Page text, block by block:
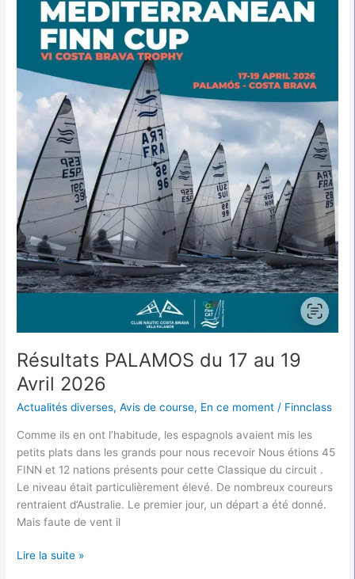
Résultats PALAMOS du 17 au 19
Avril 2026
Actualités diverses,Avis de course, En ce moment / Finnclass
Comme ils en ont l’habitude, les espagnols avaient mis les
petits plats dans les grands pour nous recevoir Nous étions 45
FINN et 12 nations présents pour cette Classique du circuit .
Le niveau était particulièrement élevé. De nombreux coureurs
rentraient d’Australie. Le premier jour, un départ a été donné.
Mais faute de vent il
2026
Lire la suite »